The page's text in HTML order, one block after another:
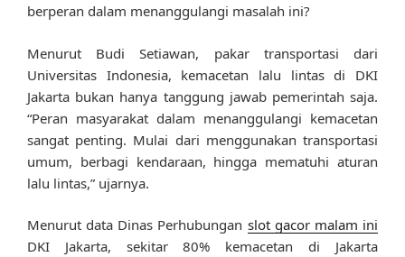
berperan dalam menanggulangi masalah ini?
Menurut Budi Setiawan, pakar transportasi dari
Universitas Indonesia, kemacetan lalu lintas di DKI
Jakarta bukan hanya tanggung jawab pemerintah saja.
“Peran masyarakat dalam menanggulangi kemacetan
sangat penting. Mulai dari menggunakan transportasi
umum, berbagi kendaraan, hingga mematuhi aturan
lalu lintas,” ujarnya.
Menurut data Dinas Perhubungan slot gacor malam ini
DKI Jakarta, sekitar 80% kemacetan di Jakarta